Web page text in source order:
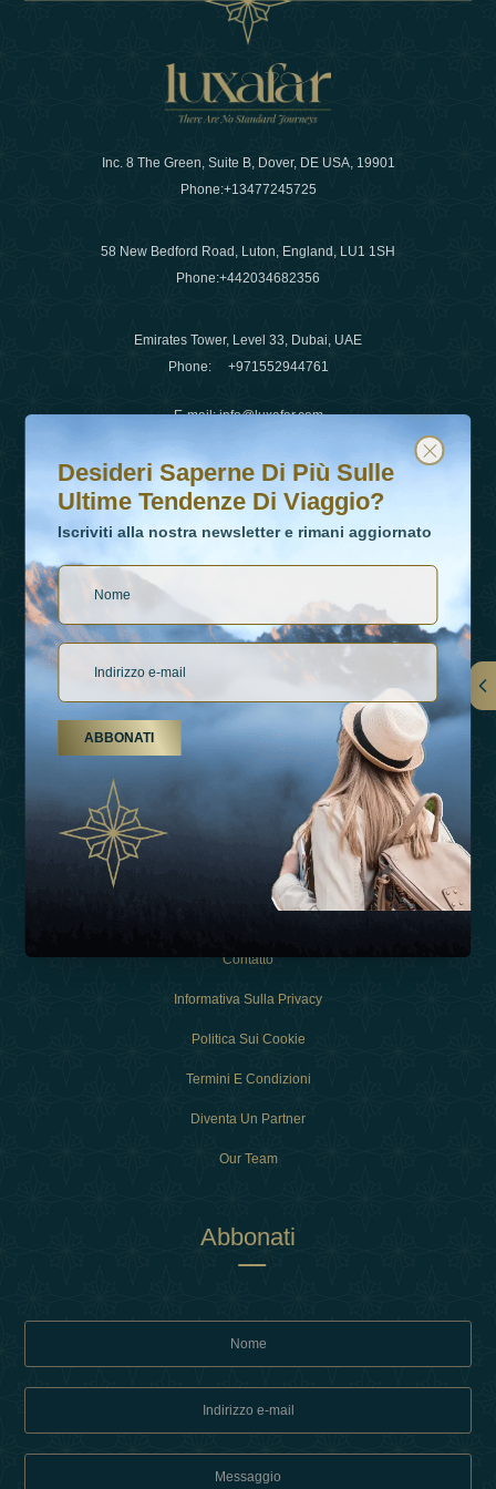
Inc. 8 The Green, Suite B, Dover, DE USA, 19901
Phone:+13477245725
58 New Bedford Road, Luton, England, LU1 1SH
Phone:+442034682356
Emirates Tower, Level 33, Dubai, UAE
Phone: +971552944761
E-mail:info@luxafar.com
WhatsApp No
+442034682356
Collegamenti
Esperienza
Contatto
Informativa Sulla Privacy
Politica Sui Cookie
Termini E Condizioni
Diventa Un Partner
Our Team
Abbonati
Desideri saperne di più sulle ultime tendenze di viaggio?
Iscriviti alla nostra newsletter e rimani aggiornato
Desideri Saperne Di Più Sulle
Ultime Tendenze Di Viaggio?
Iscriviti alla nostra newsletter e rimani aggiornato
ABBONATI